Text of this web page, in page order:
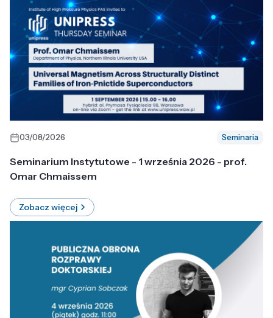
03/08/2026 Seminaria
Seminarium Instytutowe - 1 września 2026 - prof.
Omar Chmaissem
Zobacz więcej